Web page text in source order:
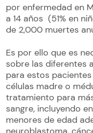
por enfermedad en
a 14 años (51% en
de 2,000 muertes
Es por ello que es
sobre las diferentes
para estos
células madre o
tratamiento para
sangre, incluyendo
menores de edad